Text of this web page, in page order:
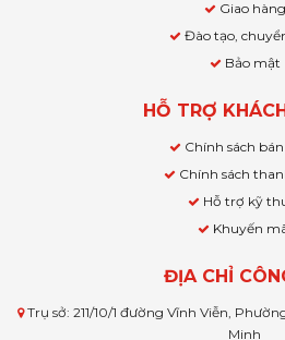
Giao hàng
Đào tạo,
Bảo mật
HỖ TRỢ
Chính sách
Chính sách
Hỗ trợ kỹ
Khuyến
ĐỊA CHỈ
Trụ sở: 211/10/1 đường Vĩnh Viễn,
Minh